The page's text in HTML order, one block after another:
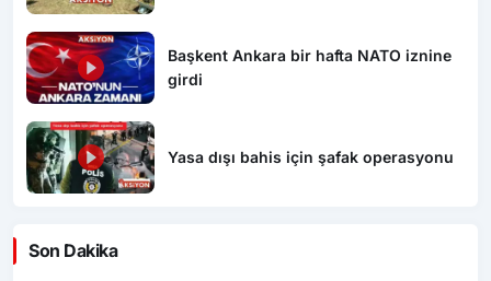
Başkent Ankara bir hafta NATO iznine
girdi
Yasa dışı bahis için şafak operasyonu
Son Dakika